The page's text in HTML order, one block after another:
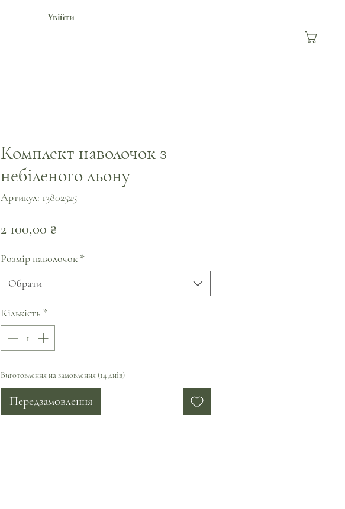
Увійти
Комплект наволочок з
небіленого льону
Артикул: 13802525
2 100,00 ₴
Розмір наволочок *
Обрати
Кількість *
Виготовлення на замовлення (14 днів)
Передзамовлення